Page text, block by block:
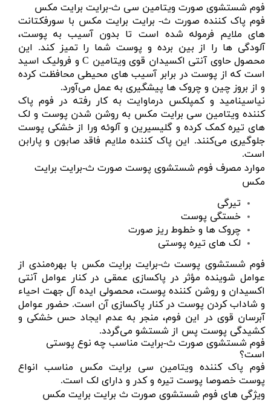
فوم شستشوی صورت ویتامین سی ث-برایت برایت مکس
فوم پاک کننده صورت ث- برایت برایت مکس با سورفکتانت
هاى ملایم فرموله شده است تا بدون آسیب به پوست،
آلودگى ها را از بین برده و پوست شما را تمیز کند. این
محصول حاوى آنتى اکسیدان قوى ویتامین C و فرولیک اسید
است که از پوست در برابر آسیب های محیطی محافظت کرده
و از بروز چین و چروک ها پیشگیری به عمل می‌آورد.
نیاسینامید و کمپلکس درماوایت به کار رفته در فوم پاک
کننده ویتامین سی برایت مکس به روشن شدن پوست و لک
های تیره کمک کرده و گلیسیرین و آلوئه ورا از خشکى پوست
جلوگیرى می‌کنند. این پاک کننده ملایم فاقد صابون و پارابن
است.
موارد مصرف فوم شستشوی پوست صورت ث-برایت برایت
مکس
تیرگی
خستگی پوست
چروک ها و خطوط ریز صورت
لک های تیره پوستی
فوم شستشوی پوست ث-برایت برایت مکس با بهره‌مندی از
عوامل شوینده مؤثر در پاکسازی عمقی در کنار عوامل آنتی
اکسیدان و روشن کننده پوست، محصولی ایده آل جهت احیاء
و شاداب کردن پوست در کنار پاکسازی آن است. حضور عوامل
آبرسان قوی در این فوم، منجر به عدم ایجاد حس خشکی و
کشیدگی پوست پس از شستشو می‌گردد.
فوم شستشوی صورت ث-برایت مناسب چه نوع پوستی
است؟
فوم پاک کننده ویتامین سی برایت مکس مناسب انواع
پوست خصوصا پوست تیره و کدر و دارای لک است.
ویژگی های فوم شستشوی صورت ث برایت برایت مکس